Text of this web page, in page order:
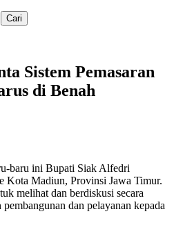
Sistem Pemasaran
di Benah
baru ini Bupati Siak Alfedri
Kota Madiun, Provinsi Jawa Timur.
melihat dan berdiskusi secara
dan pelayanan kepada